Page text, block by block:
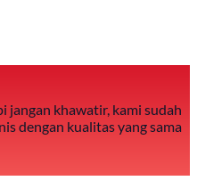
jangan khawatir, kami sudah
dengan kualitas yang sama